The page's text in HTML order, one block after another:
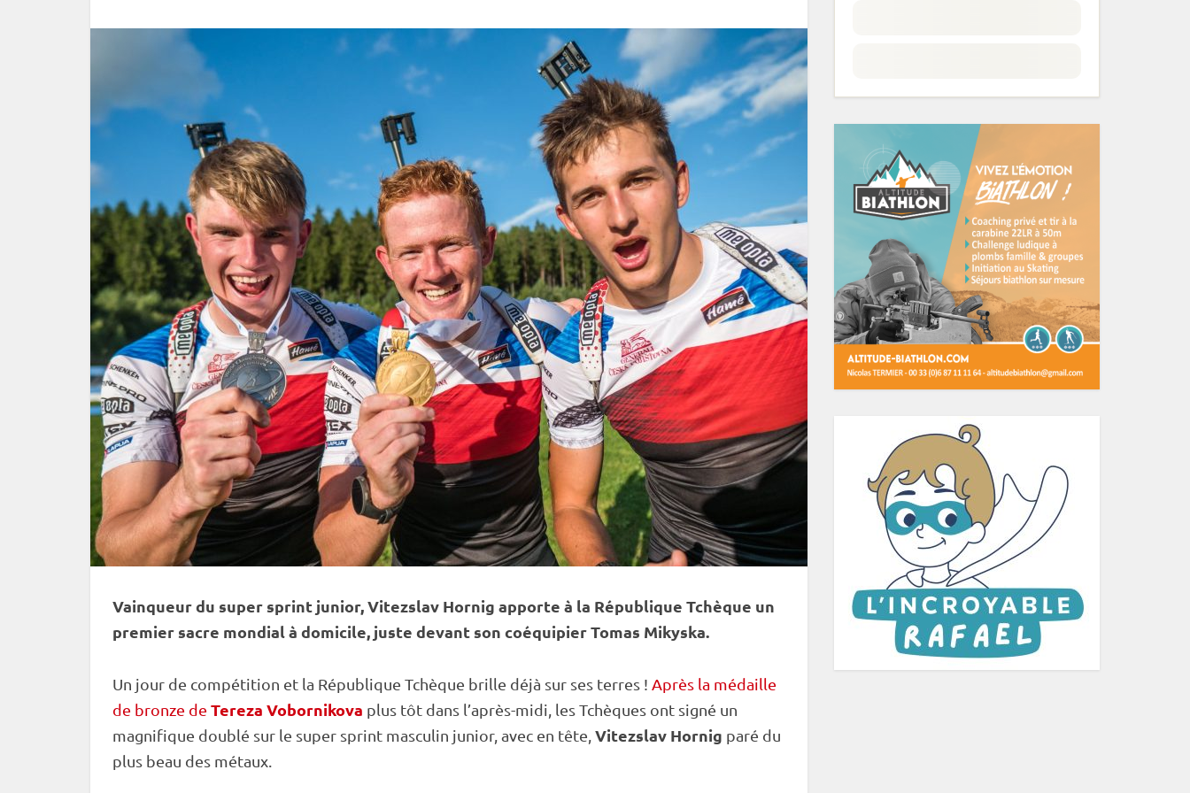
Vainqueur du super sprint junior, Vitezslav Hornig apporte à la République Tchèque un
premier sacre mondial à domicile, juste devant son coéquipier Tomas Mikyska.
Un jour de compétition et la République Tchèque brille déjà sur ses terres ! Après la médaille
de bronze de Tereza Vobornikova plus tôt dans l’après-midi, les Tchèques ont signé un
magnifique doublé sur le super sprint masculin junior, avec en tête, Vitezslav Hornig paré du
plus beau des métaux.